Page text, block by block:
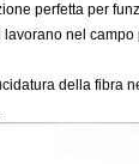
perfetta per
nel
della